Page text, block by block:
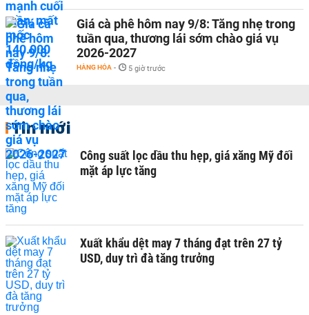
Giá cà phê hôm nay 9/8: Tăng nhẹ trong
tuần qua, thương lái sớm chào giá vụ
2026-2027
HÀNG HÓA - 5 giờ trước
Tin mới
Công suất lọc dầu thu hẹp, giá xăng Mỹ đối
mặt áp lực tăng
Xuất khẩu dệt may 7 tháng đạt trên 27 tỷ
USD, duy trì đà tăng trưởng